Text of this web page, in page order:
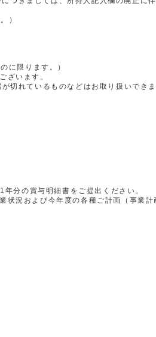
）
に限ります。）
ざいます。
切れているものなどはお取り扱いできま
分の賞与明細書をご提出ください。
状況および今年度の各種ご計画（事業計